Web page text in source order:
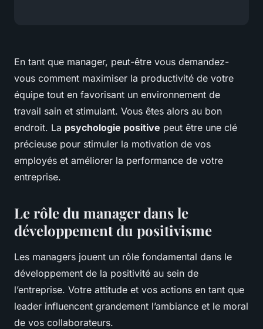
En tant que manager, peut-être vous demandez-
vous comment maximiser la productivité de votre
équipe tout en favorisant un environnement de
travail sain et stimulant. Vous êtes alors au bon
endroit. La psychologie positive peut être une clé
précieuse pour stimuler la motivation de vos
employés et améliorer la performance de votre
entreprise.
Le rôle du manager dans le
développement du positivisme
Les managers jouent un rôle fondamental dans le
développement de la positivité au sein de
l’entreprise. Votre attitude et vos actions en tant que
leader influencent grandement l’ambiance et le moral
de vos collaborateurs.